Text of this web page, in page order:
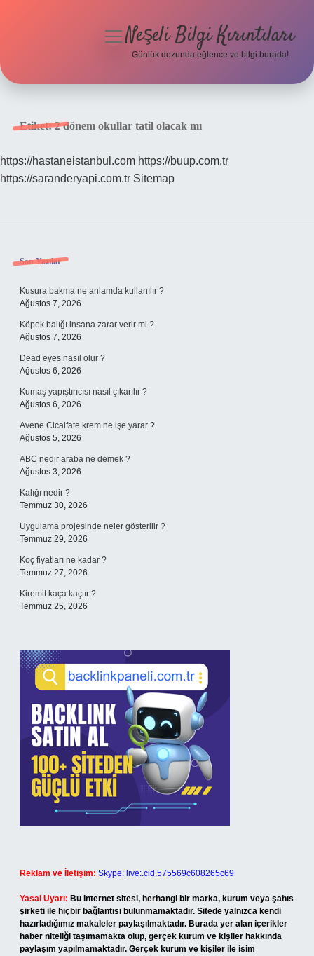
Hakkımızda
menüyüNeşeli Bilgi Kırıntıları
Günlük dozunda eğlence ve bilgi burada!
Etiket:2 dönem okullar tatil olacak mı
https://hastaneistanbul.com https://buup.com.tr
https://saranderyapi.com.tr Sitemap
Sidebar
Son Yazılar
Kusura bakma ne anlamda kullanılır ?
Ağustos 7, 2026
Köpek balığı insana zarar verir mi ?
Ağustos 7, 2026
Dead eyes nasıl olur ?
Ağustos 6, 2026
Kumaş yapıştırıcısı nasıl çıkarılır ?
Ağustos 6, 2026
Avene Cicalfate krem ne işe yarar ?
Ağustos 5, 2026
ABC nedir araba ne demek ?
Ağustos 3, 2026
Kalığı nedir ?
Temmuz 30, 2026
Uygulama projesinde neler gösterilir ?
Temmuz 29, 2026
Koç fiyatları ne kadar ?
Temmuz 27, 2026
Kiremit kaça kaçtır ?
Temmuz 25, 2026
Reklam ve İletişim: Skype: live:.cid.575569c608265c69
Yasal Uyarı: Bu internet sitesi, herhangi bir marka, kurum veya şahıs
şirketi ile hiçbir bağlantısı bulunmamaktadır. Sitede yalnızca kendi
hazırladığımız makaleler paylaşılmaktadır. Burada yer alan içerikler
haber niteliği taşımamakta olup, gerçek kurum ve kişiler hakkında
paylaşım yapılmamaktadır. Gerçek kurum ve kişiler ile isim